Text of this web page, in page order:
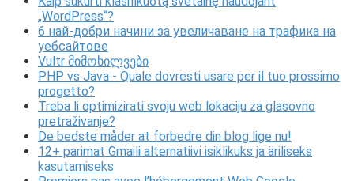
„WordPress“?
6 най-добри начини за увеличаване на трафика на
уебсайтове
Vultr მიმოხილვები
PHP vs Java - Quale dovresti usare per il tuo prossimo
progetto?
Treba li optimizirati svoju web lokaciju za glasovno
pretraživanje?
De bedste måder at forbedre din blog lige nu!
12+ parimat Gmaili alternatiivi isiklikuks ja äriliseks
kasutamiseks